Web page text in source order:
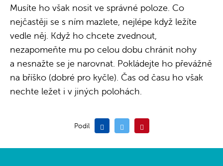
Musíte ho však nosit ve správné poloze. Co
nejčastěji se s ním mazlete, nejlépe když ležíte
vedle něj. Když ho chcete zvednout,
nezapomeňte mu po celou dobu chránit nohy
a nesnažte se je narovnat. Pokládejte ho převážně
na bříško (dobré pro kyčle). Čas od času ho však
nechte ležet i v jiných polohách.
Podíl